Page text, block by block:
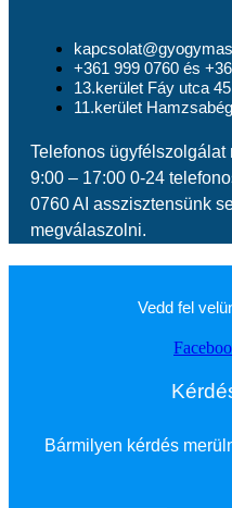
+361 999 0760 és
13.kerület Fáy utca
11.kerület
Telefonos ügyfélszolgálat
9:00 – 17:00 0-24
0760 AI asszisztensünk
megválaszolni.
Vedd fel
Bármilyen kérdés